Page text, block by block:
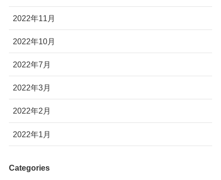
2022年11月
2022年10月
2022年7月
2022年3月
2022年2月
2022年1月
Categories